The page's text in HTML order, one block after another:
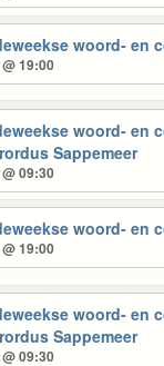
woord- en
19:00
woord- en
Sappemeer
09:30
woord- en
19:00
woord- en
Sappemeer
09:30